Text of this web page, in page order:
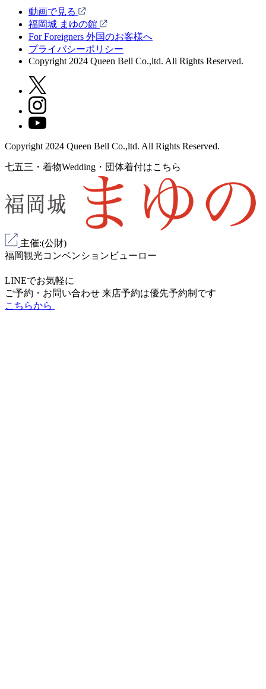
動画で見る
福岡城 まゆの館
For Foreigners 外国のお客様へ
プライバシーポリシー
Copyright 2024 Queen Bell Co.,ltd. All Rights Reserved.
Copyright 2024 Queen Bell Co.,ltd. All Rights Reserved.
七五三・着物Wedding・団体着付はこちら
主催:(公財)
福岡観光コンベンションビューロー
LINEでお気軽に
ご予約・お問い合わせ 来店予約は優先予約制 です
こちらから